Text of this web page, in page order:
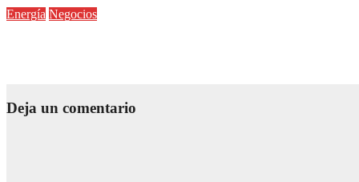
Energía Negocios
Deja un comentario